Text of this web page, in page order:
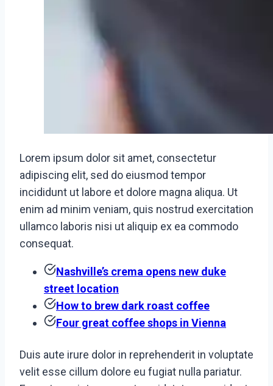
Lorem ipsum dolor sit amet, consectetur
adipiscing elit, sed do eiusmod tempor
incididunt ut labore et dolore magna aliqua. Ut
enim ad minim veniam, quis nostrud exercitation
ullamco laboris nisi ut aliquip ex ea commodo
consequat.
Nashville’s crema opens new duke
street location
How to brew dark roast coffee
Four great coffee shops in Vienna
Duis aute irure dolor in reprehenderit in voluptate
velit esse cillum dolore eu fugiat nulla pariatur.